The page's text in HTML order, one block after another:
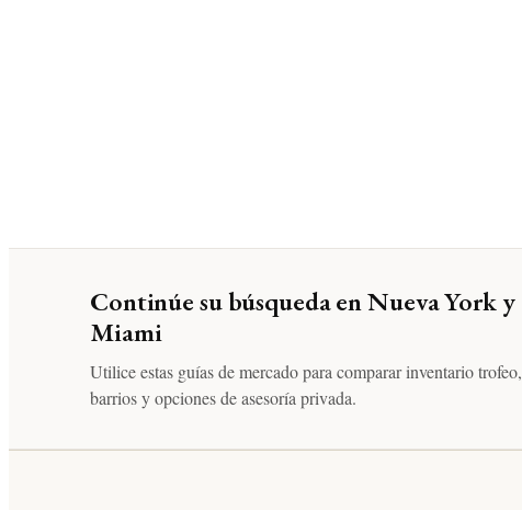
Continúe su búsqueda en Nueva York y
Miami
Utilice estas guías de mercado para comparar inventario trofeo,
barrios y opciones de asesoría privada.